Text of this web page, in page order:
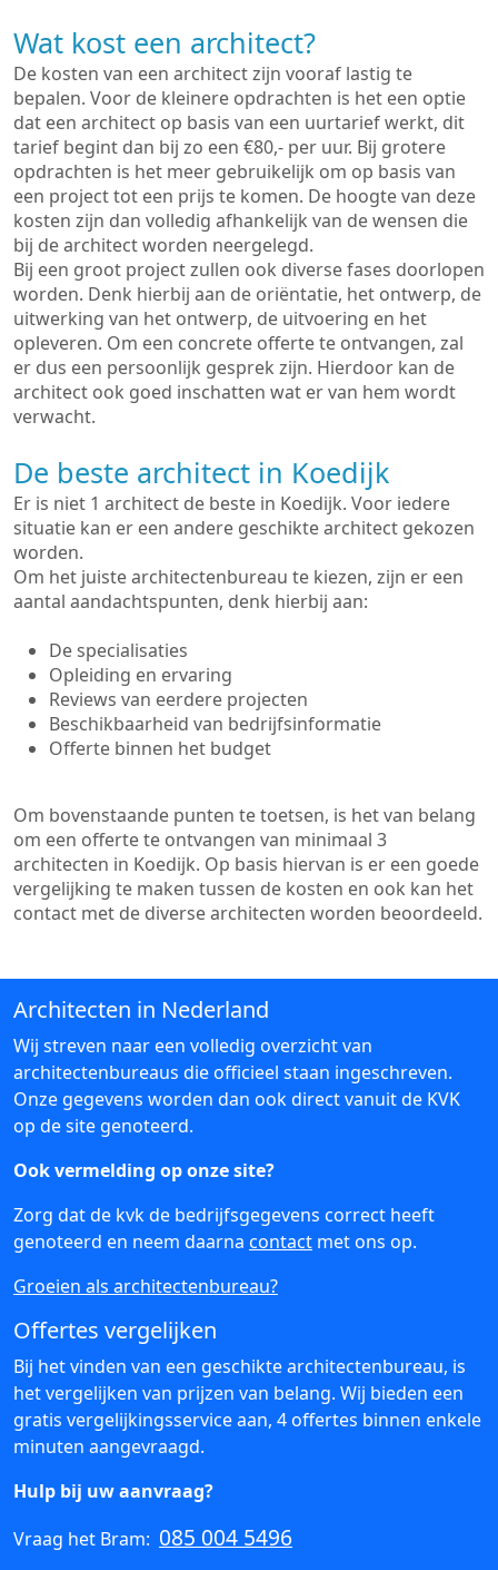
Wat kost een architect?
De kosten van een architect zijn vooraf lastig te
bepalen. Voor de kleinere opdrachten is het een optie
dat een architect op basis van een uurtarief werkt, dit
tarief begint dan bij zo een €80,- per uur. Bij grotere
opdrachten is het meer gebruikelijk om op basis van
een project tot een prijs te komen. De hoogte van deze
kosten zijn dan volledig afhankelijk van de wensen die
bij de architect worden neergelegd.
Bij een groot project zullen ook diverse fases doorlopen
worden. Denk hierbij aan de oriëntatie, het ontwerp, de
uitwerking van het ontwerp, de uitvoering en het
opleveren. Om een concrete offerte te ontvangen, zal
er dus een persoonlijk gesprek zijn. Hierdoor kan de
architect ook goed inschatten wat er van hem wordt
verwacht.
De beste architect in Koedijk
Er is niet 1 architect de beste in Koedijk. Voor iedere
situatie kan er een andere geschikte architect gekozen
worden.
Om het juiste architectenbureau te kiezen, zijn er een
aantal aandachtspunten, denk hierbij aan:
De specialisaties
Opleiding en ervaring
Reviews van eerdere projecten
Beschikbaarheid van bedrijfsinformatie
Offerte binnen het budget
Om bovenstaande punten te toetsen, is het van belang
om een offerte te ontvangen van minimaal 3
architecten in Koedijk. Op basis hiervan is er een goede
vergelijking te maken tussen de kosten en ook kan het
contact met de diverse architecten worden beoordeeld.
Architecten in Nederland
Wij streven naar een volledig overzicht van
architectenbureaus die officieel staan ingeschreven.
Onze gegevens worden dan ook direct vanuit de KVK
op de site genoteerd.
Ook vermelding op onze site?
Zorg dat de kvk de bedrijfsgegevens correct heeft
genoteerd en neem daarna contact met ons op.
Groeien als architectenbureau?
Offertes vergelijken
Bij het vinden van een geschikte architectenbureau, is
het vergelijken van prijzen van belang. Wij bieden een
gratis vergelijkingsservice aan, 4 offertes binnen enkele
minuten aangevraagd.
Hulp bij uw aanvraag?
Vraag het Bram: 085 004 5496